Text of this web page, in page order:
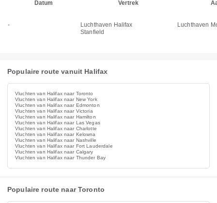
Datum Vertrek
-
Luchthaven Halifax
Stanfield
Luchthaven
Populaire route vanuit Halifax
Vluchten van Halifax naar Toronto
Vluchten van Halifax naar New York
Vluchten van Halifax naar Edmonton
Vluchten van Halifax naar Victoria
Vluchten van Halifax naar Hamilton
Vluchten van Halifax naar Las Vegas
Vluchten van Halifax naar Charlotte
Vluchten van Halifax naar Kelowna
Vluchten van Halifax naar Nashville
Vluchten van Halifax naar Fort Lauderdale
Vluchten van Halifax naar Calgary
Vluchten van Halifax naar Thunder Bay
Populaire route naar Toronto